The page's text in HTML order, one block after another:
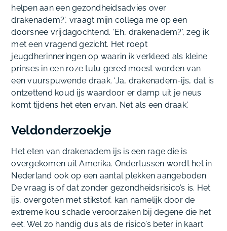
helpen aan een gezondheidsadvies over
drakenadem?’, vraagt mijn collega me op een
doorsnee vrijdagochtend. ‘Eh, drakenadem?’, zeg ik
met een vragend gezicht. Het roept
jeugdherinneringen op waarin ik verkleed als kleine
prinses in een roze tutu gered moest worden van
een vuurspuwende draak. ‘Ja, drakenadem-ijs, dat is
ontzettend koud ijs waardoor er damp uit je neus
komt tijdens het eten ervan. Net als een draak.’
Veldonderzoekje
Het eten van drakenadem ijs is een rage die is
overgekomen uit Amerika. Ondertussen wordt het in
Nederland ook op een aantal plekken aangeboden.
De vraag is of dat zonder gezondheidsrisico’s is. Het
ijs, overgoten met stikstof, kan namelijk door de
extreme kou schade veroorzaken bij degene die het
eet. Wel zo handig dus als de risico’s beter in kaart